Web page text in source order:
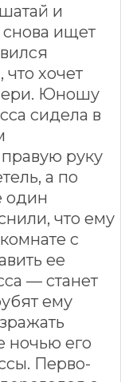
и
снова ищет
хочет
Юношу
сидела в
руку
а по
один
что ему
с
ее
— станет
ему
ночью его
Перво-